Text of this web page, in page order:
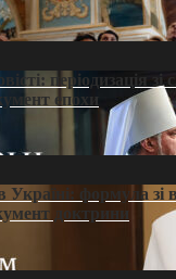
періодизація зі
епохи
Україні: формула зі
доктрини